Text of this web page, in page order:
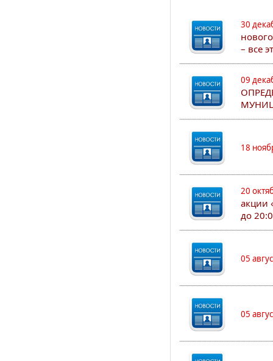
30
– все
09
18
20
акции
до
05
05